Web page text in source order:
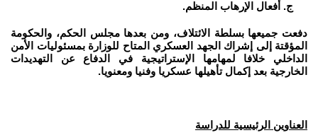
ج. أفعال الإرهاب المنظم.
دفعت جميعها بسلطة الائتلاف، ومن بعدها مجلس الحكم، والحكومة
المؤقتة إلى إشراك الجهد العسكري المتاح للوزارة بمسئوليات الأمن
الداخلي خلافا لمهامها الإستراتيجية في الدفاع عن التهديدات
الخارجية بعد إكمال تأهيلها عسكريا وفنيا ومعنويا.
العناوين الرئيسية للدراسة